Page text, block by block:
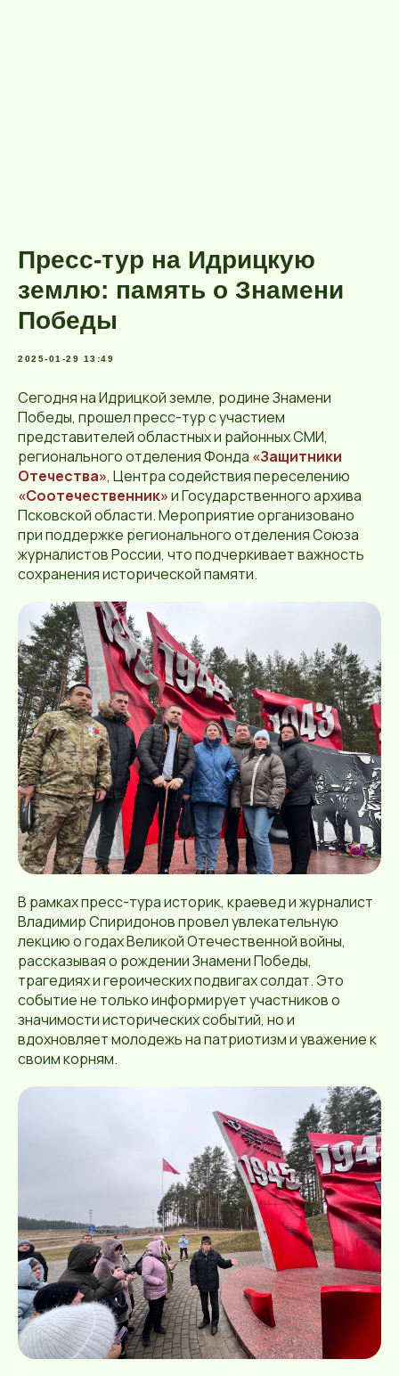
Пресс-тур на Идрицкую
землю: память о Знамени
Победы
2025-01-29 13:49
Сегодня на Идрицкой земле, родине Знамени
Победы, прошел пресс-тур с участием
представителей областных и районных СМИ,
регионального отделения Фонда «Защитники
Отечества», Центра содействия переселению
«Соотечественник»и Государственного архива
Псковской области. Мероприятие организовано
при поддержке регионального отделения Союза
журналистов России, что подчеркивает важность
сохранения исторической памяти.
В рамках пресс-тура историк, краевед и журналист
Владимир Спиридонов провел увлекательную
лекцию о годах Великой Отечественной войны,
рассказывая о рождении Знамени Победы,
трагедиях и героических подвигах солдат. Это
событие не только информирует участников о
значимости исторических событий, но и
вдохновляет молодежь на патриотизм и уважение к
своим корням.